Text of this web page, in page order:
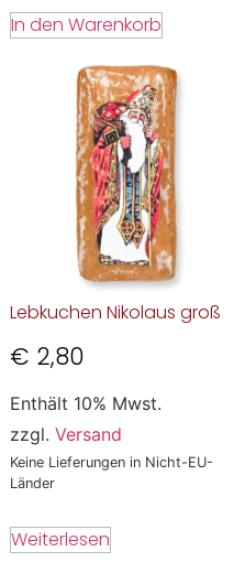
In den Warenkorb
Lebkuchen Nikolaus groß
€ 2,80
Enthält 10% Mwst.
zzgl. Versand
Keine Lieferungen in Nicht-EU-
Länder
Weiterlesen